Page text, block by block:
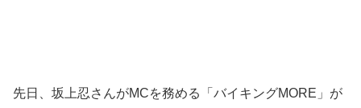
先日、坂上忍さんがMCを務める「バイキングMORE」が